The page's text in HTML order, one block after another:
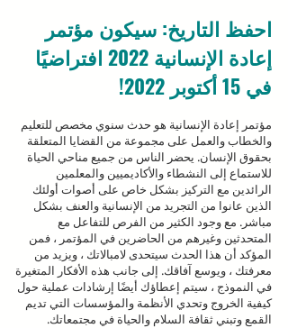
احفظ التاريخ: سيكون مؤتمر
إعادة الإنسانية 2022 افتراضيًا
في 15 أكتوبر 2022!
مؤتمر إعادة الإنسانية هو حدث سنوي مخصص للتعليم
والخطاب والعمل على مجموعة من القضايا المتعلقة
بحقوق الإنسان. يحضر الناس من جميع مناحي الحياة
للاستماع إلى النشطاء والأكاديميين والمعلمين
الرائدين مع التركيز بشكل خاص على أصوات أولئك
الذين عانوا من التجريد من الإنسانية والعنف بشكل
مباشر. مع وجود الكثير من الفرص للتفاعل مع
المتحدثين وغيرهم من الحاضرين في المؤتمر ، فمن
المؤكد أن هذا الحدث سيتحدى لامبالاتك ، ويزيد من
معرفتك ، ويوسع آفاقك. إلى جانب هذه الأفكار المتغيرة
في النموذج ، سيتم إعطاؤك أيضًا إرشادات عملية حول
كيفية الخروج وتحدي الأنظمة والمؤسسات التي تديم
القمع وتبني ثقافة السلام والحياة في مجتمعاتك.